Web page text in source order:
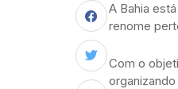
A Bahia
renome
Com o